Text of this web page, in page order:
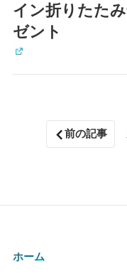
イン折りたた
ゼント
前の記事
ホーム